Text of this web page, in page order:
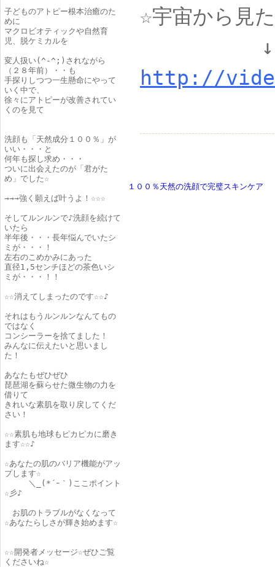
子どものアトピー根本治癒のた
めに
マクロビオティックや自然育
児、脱ケミカルを
変人扱い(^-^;)されながら
（２８年前）・・も
手探りしつつ一生懸命にやって
いく中で、
徐々にアトピーが改善されてい
くのを見て
洗顔も「天然成分１００％」が
いい・・・と
何年も探し求め・・・
ついに出会えたのが「君がた
め」でした☆
→→→強く願えば叶うよ！☆☆☆
そしてルンルンで♪洗顔を続けて
いたら
半年後・・・長年悩んでいたシ
ミが・・・！
左右のこめかみにあった
直径1,5センチほどの茶色いシ
ミが・・・！！
☆☆消えてしまったのです☆☆♪
それはもうルンルンなんてもの
ではなく
コンシーラーを捨てました！
みんなに伝えたいと思いまし
た！
あなたもぜひぜひ
琵琶湖を蘇らせた微生物の力を
借りて
きれいな素肌を取り戻してくだ
さい！
☆☆素肌も地球もピカピカに磨き
ます☆☆♪
☆あなたの肌のバリア機能がアッ
プします☆
＼_(*´ｰ｀)ここポイント
☆彡♪
お肌のトラブルがなくなって
☆あなたらしさが輝き始めます☆
☆☆開発者メッセージ☆ぜひご覧
くださいね☆
☆宇宙から見
↓
http://
１００％天然の洗顔で完璧スキンケア